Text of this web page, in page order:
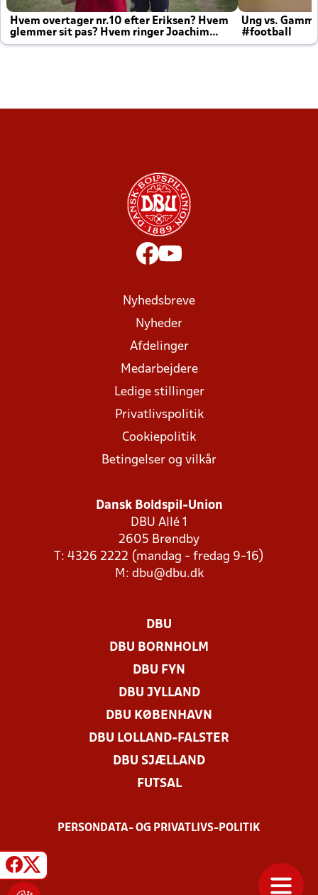
Hvem overtager nr.10 efter Eriksen? Hvem
glemmer sit pas? Hvem ringer Joachim
altid til efter kampe?
Ung vs.
#football
Nyhedsbreve
Nyheder
Afdelinger
Medarbejdere
Ledige stillinger
Privatlivspolitik
Cookiepolitik
Betingelser og vilkår
Dansk Boldspil-Union
DBU Allé 1
2605 Brøndby
T: 4326 2222 (mandag - fredag 9-16)
M: dbu@dbu.dk
DBU
DBU BORNHOLM
DBU FYN
DBU JYLLAND
DBU KØBENHAVN
DBU LOLLAND-FALSTER
DBU SJÆLLAND
FUTSAL
PERSONDATA- OG PRIVATLIVS-POLITIK